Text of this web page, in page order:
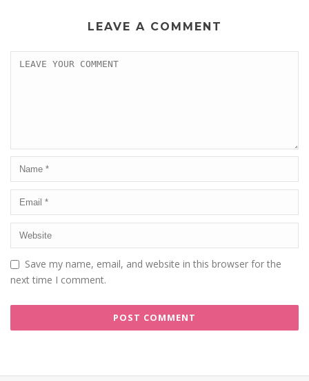
LEAVE A COMMENT
Save my name, email, and website in this browser for the
next time I comment.